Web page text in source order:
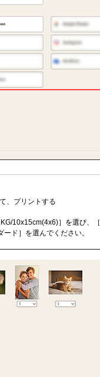
、プリントする
KG/10x15cm(4x6)］を選び、［
ード ］を選んでください。